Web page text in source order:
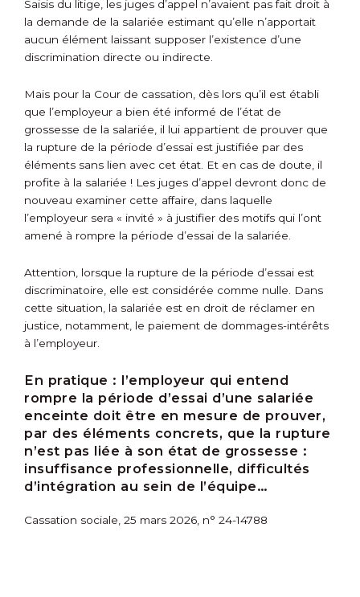
Saisis du litige, les juges d’appel n’avaient pas fait droit à
la demande de la salariée estimant qu’elle n’apportait
aucun élément laissant supposer l’existence d’une
discrimination directe ou indirecte.
Mais pour la Cour de cassation, dès lors qu’il est établi
que l’employeur a bien été informé de l’état de
grossesse de la salariée, il lui appartient de prouver que
la rupture de la période d’essai est justifiée par des
éléments sans lien avec cet état. Et en cas de doute, il
profite à la salariée ! Les juges d’appel devront donc de
nouveau examiner cette affaire, dans laquelle
l’employeur sera « invité » à justifier des motifs qui l’ont
amené à rompre la période d’essai de la salariée.
Attention, lorsque la rupture de la période d’essai est
discriminatoire, elle est considérée comme nulle. Dans
cette situation, la salariée est en droit de réclamer en
justice, notamment, le paiement de dommages-intérêts
à l’employeur.
En pratique : l’employeur qui entend
rompre la période d’essai d’une salariée
enceinte doit être en mesure de prouver,
par des éléments concrets, que la rupture
n’est pas liée à son état de grossesse :
insuffisance professionnelle, difficultés
d’intégration au sein de l’équipe…
Cassation sociale, 25 mars 2026, n° 24-14788